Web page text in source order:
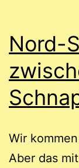
Nord-
Wir
Aber das